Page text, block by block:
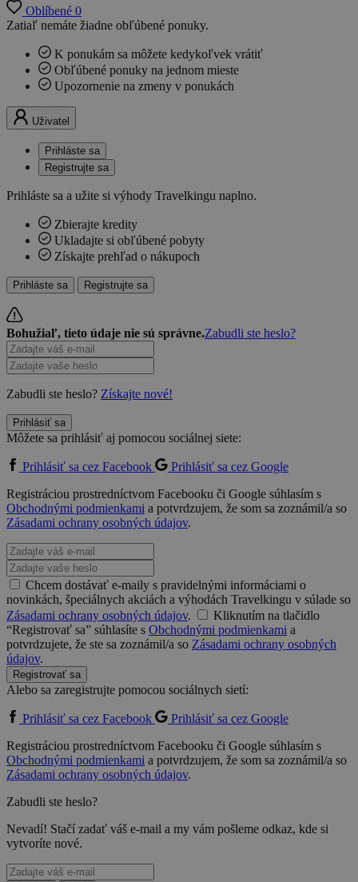
Oblíbené 0
Zatiaľ nemáte žiadne obľúbené ponuky.
K ponukám sa môžete kedykoľvek vrátiť
Obľúbené ponuky na jednom mieste
Upozornenie na zmeny v ponukách
Uživatel
Prihláste sa
Registrujte sa
Prihláste sa a užite si výhody Travelkingu naplno.
Zbierajte kredity
Ukladajte si obľúbené pobyty
Získajte prehľad o nákupoch
Prihláste sa Registrujte sa
Bohužiaľ, tieto údaje nie sú správne.Zabudli ste heslo?
Zabudli ste heslo? Získajte nové!
Prihlásiť sa
Môžete sa prihlásiť aj pomocou sociálnej siete:
Prihlásiť sa cez Facebook
Prihlásiť sa cez Google
Registráciou prostredníctvom Facebooku či Google súhlasím s
Obchodnými podmienkami a potvrdzujem, že som sa zoznámil/a so
Zásadami ochrany osobných údajov.
Chcem dostávať e-maily s pravidelnými informáciami o
novinkách, špeciálnych akciách a výhodách Travelkingu v súlade so
Zásadami ochrany osobných údajov.
Kliknutím na tlačidlo
“Registrovať sa” súhlasíte s Obchodnými podmienkami a
potvrdzujete, že ste sa zoznámil/a so Zásadami ochrany osobných
údajov.
Registrovať sa
Alebo sa zaregistrujte pomocou sociálnych sietí:
Prihlásiť sa cez Facebook
Prihlásiť sa cez Google
Registráciou prostredníctvom Facebooku či Google súhlasím s
Obchodnými podmienkami a potvrdzujem, že som sa zoznámil/a so
Zásadami ochrany osobných údajov.
Zabudli ste heslo?
Nevadí! Stačí zadať váš e-mail a my vám pošleme odkaz, kde si
vytvoríte nové.